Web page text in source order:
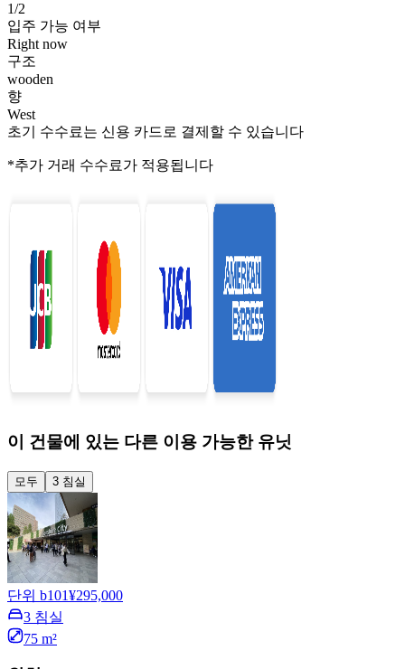
1/2
입주 가능 여부
Right now
구조
wooden
향
West
초기 수수료는 신용 카드로 결제할 수 있습니다
*추가 거래 수수료가 적용됩니다
이 건물에 있는 다른 이용 가능한 유닛
모두 3 침실
단위 b101¥295,000
3 침실
75 m²